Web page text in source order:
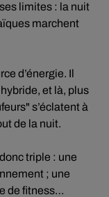
limites : la nuit
marchent
d’énergie. Il
et là, plus
s’éclatent à
de la nuit.
triple : une
; une
de fitness…